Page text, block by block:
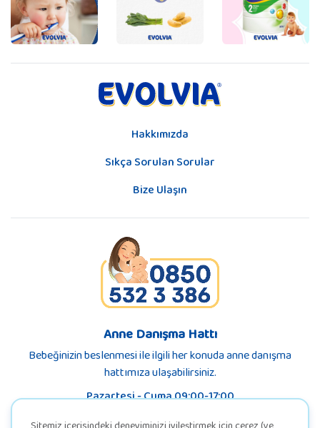
Hakkımızda
Sıkça Sorulan Sorular
Bize Ulaşın
Anne Danışma Hattı
Bebeğinizin beslenmesi ile ilgili her konuda anne danışma
hattımıza ulaşabilirsiniz.
Pazartesi - Cuma 09:00-17:00
Sitemiz içerisindeki deneyiminizi iyileştirmek için çerez (ve